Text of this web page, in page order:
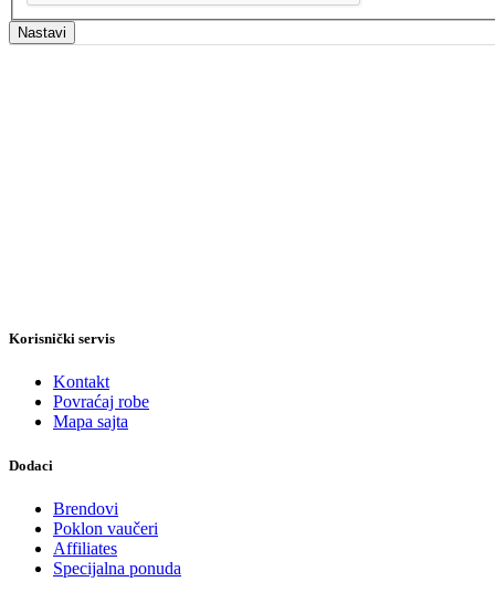
Nastavi
Korisnički servis
Kontakt
Povraćaj robe
Mapa sajta
Dodaci
Brendovi
Poklon vaučeri
Affiliates
Specijalna ponuda